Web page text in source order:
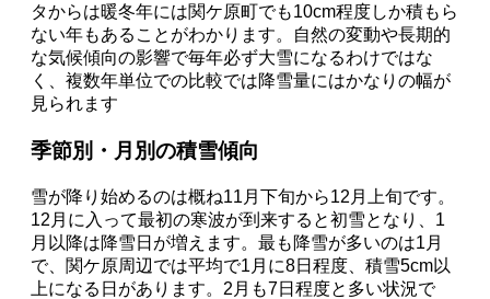
タからは暖冬年には関ケ原町でも10cm程度しか積もら
ない年もあることがわかります。自然の変動や長期的
な気候傾向の影響で毎年必ず大雪になるわけではな
く、複数年単位での比較では降雪量にはかなりの幅が
見られます
季節別・月別の積雪傾向
雪が降り始めるのは概ね11月下旬から12月上旬です。
12月に入って最初の寒波が到来すると初雪となり、1
月以降は降雪日が増えます。最も降雪が多いのは1月
で、関ケ原周辺では平均で1月に8日程度、積雪5cm以
上になる日があります。2月も7日程度と多い状況で